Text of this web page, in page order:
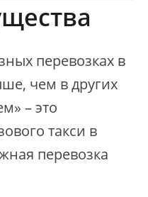
перевозках в
чем в других
– это
такси в
перевозка